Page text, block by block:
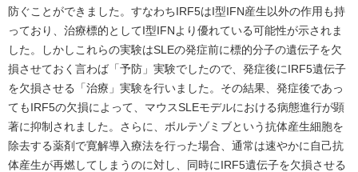
防ぐことができました。すなわちIRF5はI型IFN産生以外の作用も持
っており、治療標的としてI型IFNより優れている可能性が示されま
した。しかしこれらの実験はSLEの発症前に標的分子の遺伝子を欠
損させておく言わば「予防」実験でしたので、発症後にIRF5遺伝子
を欠損させる「治療」実験を行いました。その結果、発症後であっ
てもIRF5の欠損によって、マウスSLEモデルにおける病態進行が顕
著に抑制されました。さらに、ボルテゾミブという抗体産生細胞を
除去する薬剤で寛解導入療法を行った場合、通常は速やかに自己抗
体産生が再燃してしまうのに対し、同時にIRF5遺伝子を欠損させる